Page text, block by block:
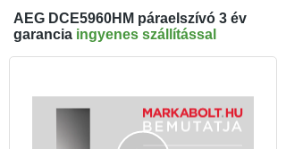
AEG DCE5960HM páraelszívó 3 év
garancia ingyenes szállítással